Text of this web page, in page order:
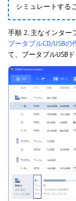
シミュレートする
手順 2. 主なインター
ブータブルCD/USBの
て、ブータブルUSB